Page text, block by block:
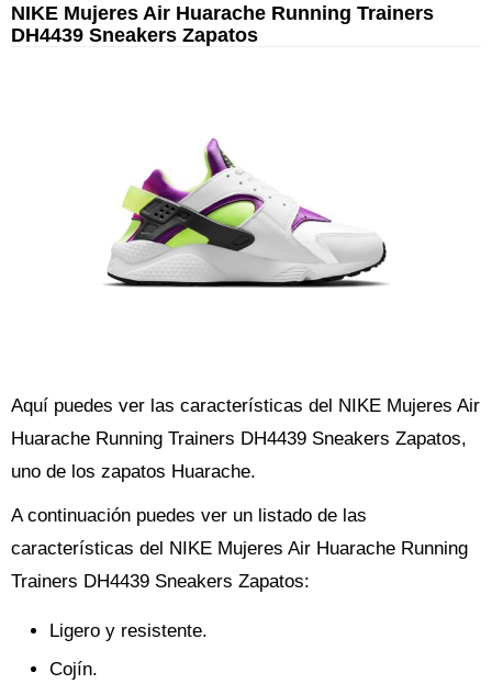
NIKE Mujeres Air Huarache Running Trainers
DH4439 Sneakers Zapatos
Aquí puedes ver las características del NIKE Mujeres Air
Huarache Running Trainers DH4439 Sneakers Zapatos,
uno de los zapatos Huarache.
A continuación puedes ver un listado de las
características del NIKE Mujeres Air Huarache Running
Trainers DH4439 Sneakers Zapatos:
Ligero y resistente.
Cojín.